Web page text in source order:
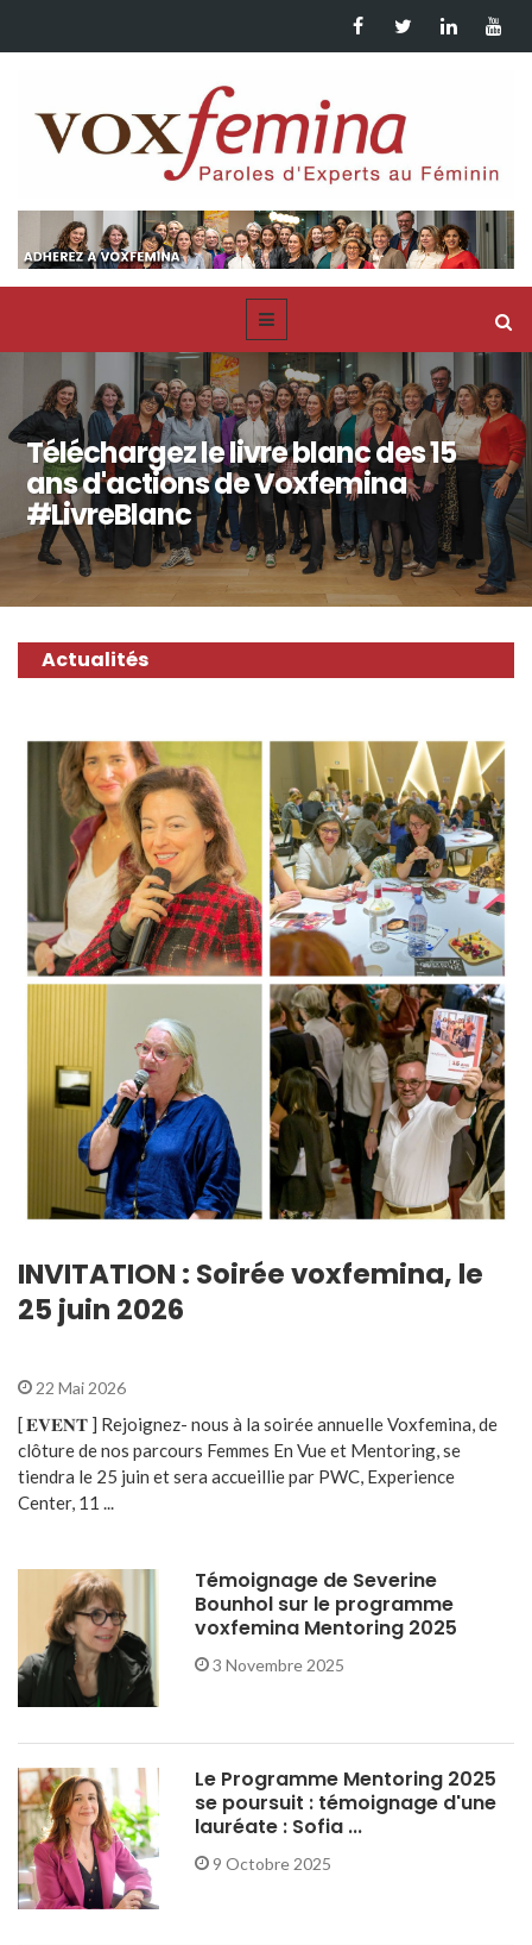
Téléchargez le livre blanc des 15
ans d'actions de Voxfemina
#LivreBlanc
Actualités
INVITATION : Soirée voxfemina, le
25 juin 2026
22 Mai 2026
[ 𝐄𝐕𝐄𝐍𝐓 ] Rejoignez- nous à la soirée annuelle Voxfemina, de
clôture de nos parcours Femmes En Vue et Mentoring, se
tiendra le 25 juin et sera accueillie par PWC, Experience
Center, 11 ...
Témoignage de Severine
Bounhol sur le programme
voxfemina Mentoring 2025
3 Novembre 2025
Le Programme Mentoring 2025
se poursuit : témoignage d'une
lauréate : Sofia ...
9 Octobre 2025